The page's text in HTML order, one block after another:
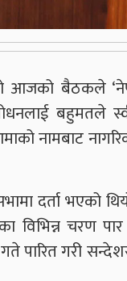
आजको बैठकले
नामबाट
दर्ता भएको
विभिन्न चरण
पारित गरी